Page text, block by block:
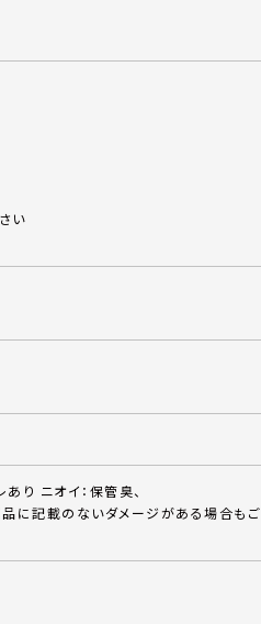
い
り ニオイ：保管臭、
に記載のないダメージがある場合もご